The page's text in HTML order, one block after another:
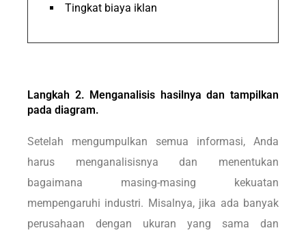
Tingkat biaya iklan
Langkah 2. Menganalisis hasilnya dan tampilkan
pada diagram.
Setelah mengumpulkan semua informasi, Anda
harus menganalisisnya dan menentukan
bagaimana masing-masing kekuatan
mempengaruhi industri. Misalnya, jika ada banyak
perusahaan dengan ukuran yang sama dan